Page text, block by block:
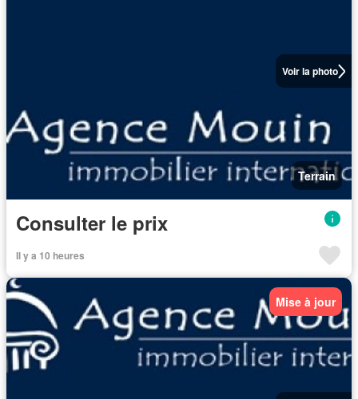
Voir la photo
Terrain
Consulter le prix
Il y a 10 heures
Mise à jour